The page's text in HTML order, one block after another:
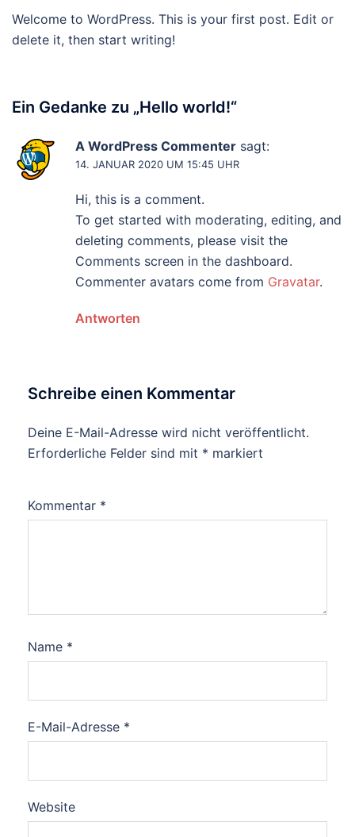
Welcome to WordPress. This is your first post. Edit or
delete it, then start writing!
Ein Gedanke zu „Hello world!“
A WordPress Commenter sagt:
14. JANUAR 2020 UM 15:45 UHR
Hi, this is a comment.
To get started with moderating, editing, and
deleting comments, please visit the
Comments screen in the dashboard.
Commenter avatars come from Gravatar.
Antworten
Schreibe einen Kommentar
Deine E-Mail-Adresse wird nicht veröffentlicht.
Erforderliche Felder sind mit * markiert
Kommentar *
Name *
E-Mail-Adresse *
Website